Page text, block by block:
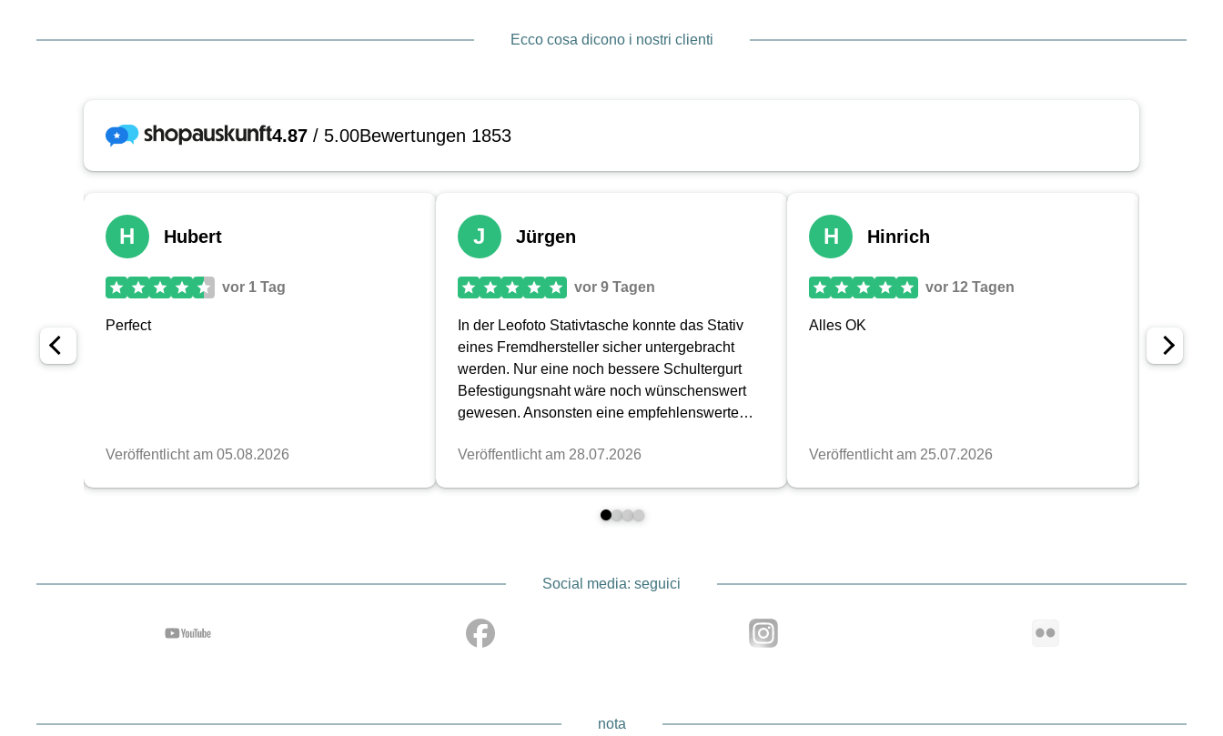
Ecco cosa dicono i nostri clienti
Social media: seguici
nota